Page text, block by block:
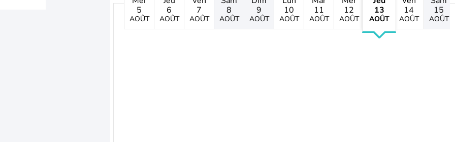
5
AOÛT
6
AOÛT
7
AOÛT
8
AOÛT
9
AOÛT
10
AOÛT
11
AOÛT
12
AOÛT
13
AOÛT
14
AOÛT
15
AOÛT